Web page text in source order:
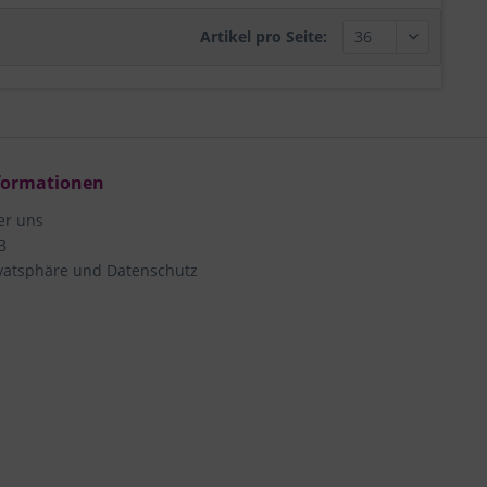
Artikel pro Seite:
uns
und Datenschutz